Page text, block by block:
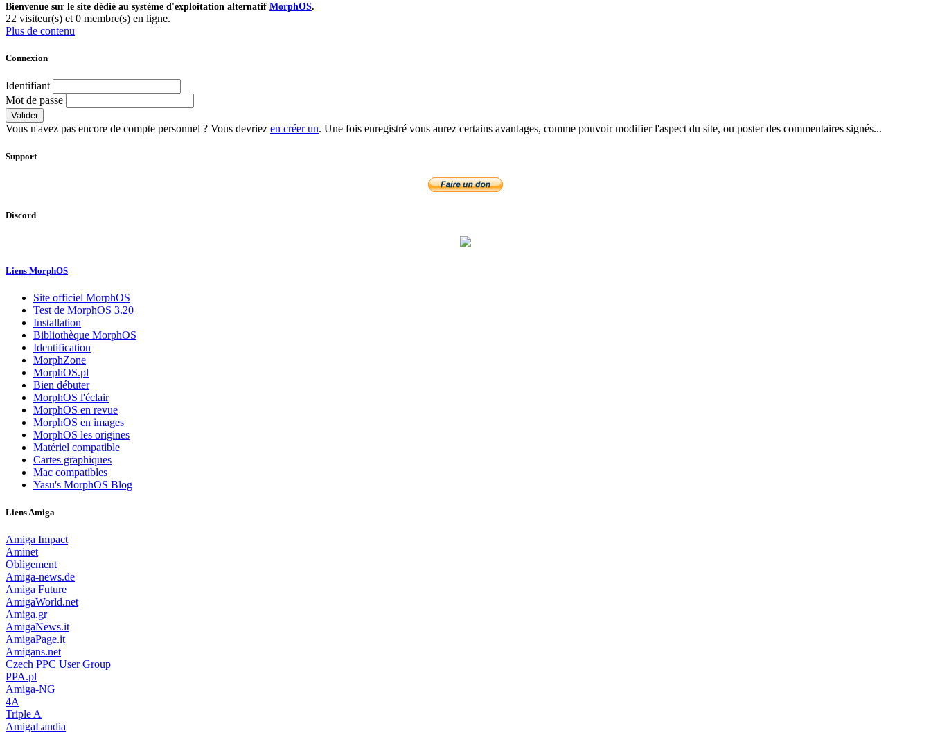
Bienvenue sur le site dédié au système d'exploitation alternatif MorphOS.
22 visiteur(s) et 0 membre(s) en ligne.
Plus de contenu
Connexion
Identifiant
Mot de passe
Valider
Vous n'avez pas encore de compte personnel ? Vous devriez en créer un. Une fois enregistré vous aurez certains avantages, comme pouvoir modifier l'aspect du site, ou poster des commentaires signés...
Support
Discord
Liens MorphOS
Site officiel MorphOS
Test de MorphOS 3.20
Installation
Bibliothèque MorphOS
Identification
MorphZone
MorphOS.pl
Bien débuter
MorphOS l'éclair
MorphOS en revue
MorphOS en images
MorphOS les origines
Matériel compatible
Cartes graphiques
Mac compatibles
Yasu's MorphOS Blog
Liens Amiga
Amiga Impact
Aminet
Obligement
Amiga-news.de
Amiga Future
AmigaWorld.net
Amiga.gr
AmigaNews.it
AmigaPage.it
Amigans.net
Czech PPC User Group
PPA.pl
Amiga-NG
4A
Triple A
AmigaLandia